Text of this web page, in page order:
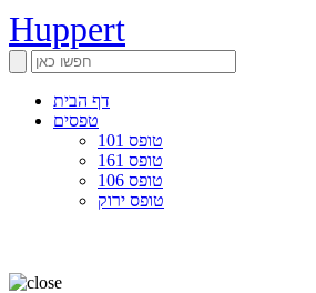
Huppert
דף הבית
טפסים
טופס 101
טופס 161
טופס 106
טופס ירוק